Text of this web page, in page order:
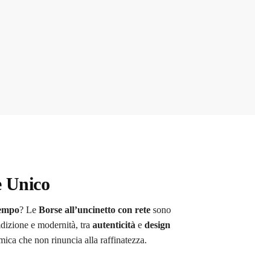
Unico
? Le Borse all’uncinetto con retesono
e modernità, tra autenticità e design
che non rinuncia alla raffinatezza.